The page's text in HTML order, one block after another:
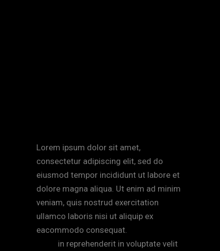
Lorem ipsum dolor sit amet,
consectetur adipiscing elit, sed do
eiusmod tempor incididunt ut labore et
dolore magna aliqua. Ut enim ad minim
veniam, quis nostrud exercitation
ullamco laboris nisi ut aliquip ex
eacommodo consequat.
in reprehenderit in voluptate velit